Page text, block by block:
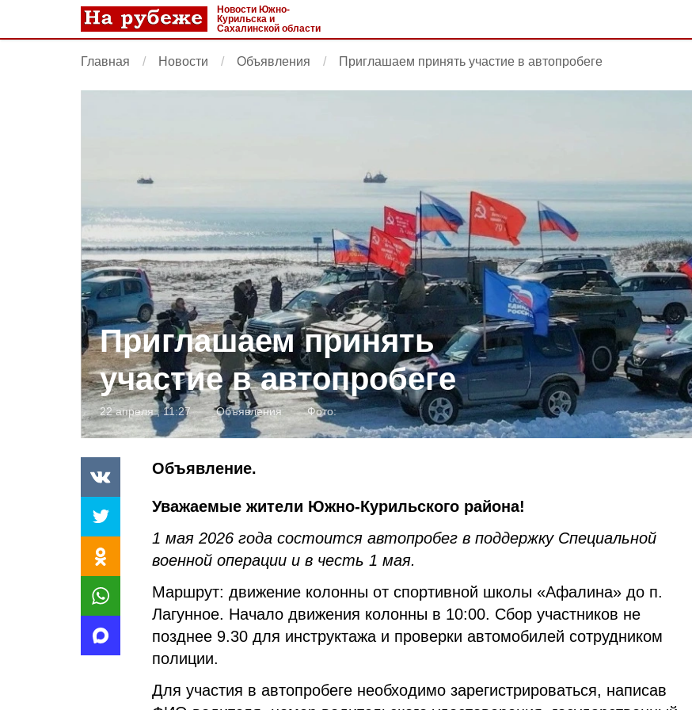
Новости Южно-
Курильска и
Сахалинской области
Главная Новости Объявления Приглашаем принять участие в автопробеге
Приглашаем принять
участие в автопробеге
22 апреля , 11:27 Объявления Фото:
Объявление.
Уважаемые жители Южно-Курильского района!
1 мая 2026 года состоится автопробег в поддержку Специальной
военной операции и в честь 1 мая.
Маршрут: движение колонны от спортивной школы «Афалина» до п.
Лагунное. Начало движения колонны в 10:00. Сбор участников не
позднее 9.30 для инструктажа и проверки автомобилей сотрудником
полиции.
Для участия в автопробеге необходимо зарегистрироваться, написав